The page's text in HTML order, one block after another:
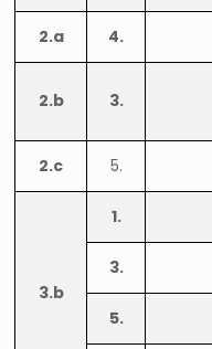
2.a 4.
2.b 3.
2.c 5.
3.b
1.
3.
5.